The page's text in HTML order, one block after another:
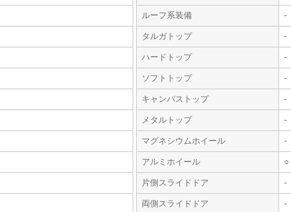
ルーフ系装備 -
タルガトップ -
ハードトップ -
ソフトトップ -
キャンバストップ -
メタルトップ -
マグネシウムホイール -
アルミホイール ○
片側スライドドア -
両側スライドドア -